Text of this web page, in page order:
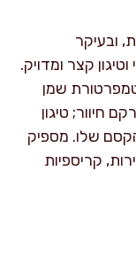
ובעיקר
קצר ומדויק.
שמן
חיוור; טיגון
שלו. מספיק
קריספיות